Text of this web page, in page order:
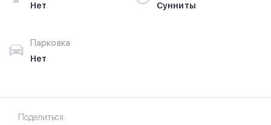
Нет
Сунниты
Парковка
Нет
Поделиться: